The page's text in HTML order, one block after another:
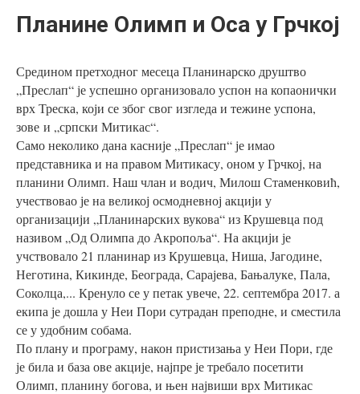
Планине Олимп и Оса у Грчкој
Средином претходног месеца Планинарско друштво
„Преслап“ је успешно организовало успон на копаонички
врх Треска, који се због свог изгледа и тежине успона,
зове и „српски Митикас“.
Само неколико дана касније „Преслап“ је имао
представника и на правом Митикасу, оном у Грчкој, на
планини Олимп. Наш члан и водич, Милош Стаменковић,
учествовао је на великој осмодневној акцији у
организацији „Планинарских вукова“ из Крушевца под
називом „Од Олимпа до Акропоља“. На акцији је
учствовало 21 планинар из Крушевца, Ниша, Јагодине,
Неготина, Кикинде, Београда, Сарајева, Бањалуке, Пала,
Соколца,... Кренуло се у петак увече, 22. септембра 2017. а
екипа је дошла у Неи Пори сутрадан преподне, и сместила
се у удобним собама.
По плану и програму, након пристизања у Неи Пори, где
је била и база ове акције, најпре је требало посетити
Олимп, планину богова, и њен највиши врх Митикас